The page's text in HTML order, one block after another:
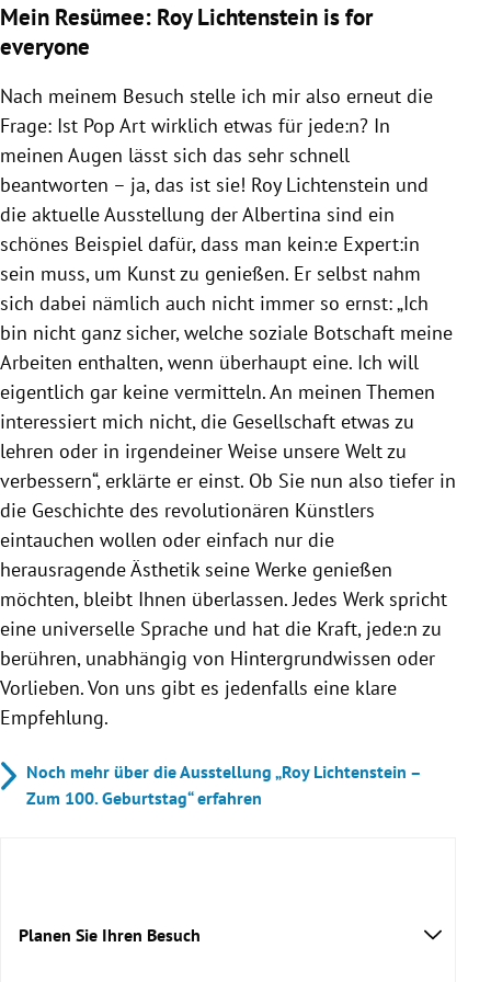
Mein Resümee: Roy Lichtenstein is for
everyone
Nach meinem Besuch stelle ich mir also erneut die
Frage: Ist Pop Art wirklich etwas für jede:n? In
meinen Augen lässt sich das sehr schnell
beantworten – ja, das ist sie! Roy Lichtenstein und
die aktuelle Ausstellung der Albertina sind ein
schönes Beispiel dafür, dass man kein:e Expert:in
sein muss, um Kunst zu genießen. Er selbst nahm
sich dabei nämlich auch nicht immer so ernst:„Ich
bin nicht ganz sicher, welche soziale Botschaft meine
Arbeiten enthalten, wenn überhaupt eine. Ich will
eigentlich gar keine vermitteln. An meinen Themen
interessiert mich nicht, die Gesellschaft etwas zu
lehren oder in irgendeiner Weise unsere Welt zu
verbessern“, erklärte er einst. Ob Sie nun also tiefer in
die Geschichte des revolutionären Künstlers
eintauchen wollen oder einfach nur die
herausragende Ästhetik seine Werke genießen
möchten, bleibt Ihnen überlassen. Jedes Werk spricht
eine universelle Sprache und hat die Kraft, jede:n zu
berühren, unabhängig von Hintergrundwissen oder
Vorlieben. Von uns gibt es jedenfalls eine klare
Empfehlung.
Noch mehr über die Ausstellung „Roy Lichtenstein –
Zum 100. Geburtstag“ erfahren
Planen Sie Ihren Besuch